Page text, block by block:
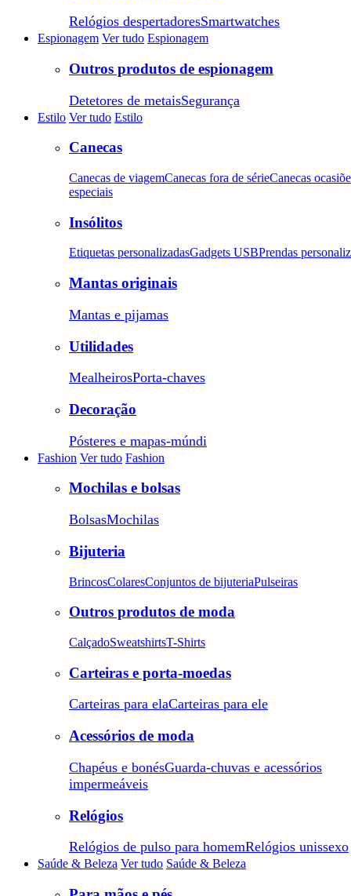
Relógios despertadoresSmartwatches
Espionagem Ver tudo Espionagem
Outros produtos de espionagem
Detetores de metaisSegurança
Estilo Ver tudo Estilo
Canecas
Canecas de viagemCanecas fora de sérieCanecas
especiais
Insólitos
Etiquetas personalizadasGadgets USBPrendas
Mantas originais
Mantas e pijamas
Utilidades
MealheirosPorta-chaves
Decoração
Pósteres e mapas-múndi
Fashion Ver tudo Fashion
Mochilas e bolsas
BolsasMochilas
Bijuteria
BrincosColaresConjuntos de bijuteriaPulseiras
Outros produtos de moda
CalçadoSweatshirtsT-Shirts
Carteiras e porta-moedas
Carteiras para elaCarteiras para ele
Acessórios de moda
Chapéus e bonésGuarda-chuvas e acessórios
impermeáveis
Relógios
Relógios de pulso para homemRelógios unissexo
Saúde & Beleza Ver tudo Saúde & Beleza